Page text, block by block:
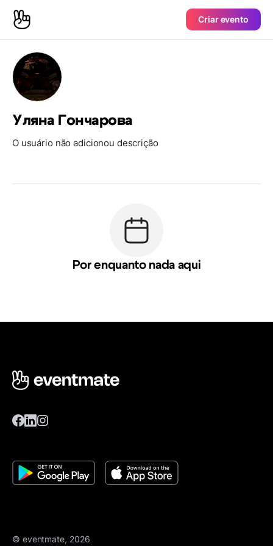
Criar evento
Уляна Гончарова
O usuário não adicionou descrição
Por enquanto nada aqui
© eventmate, 2026